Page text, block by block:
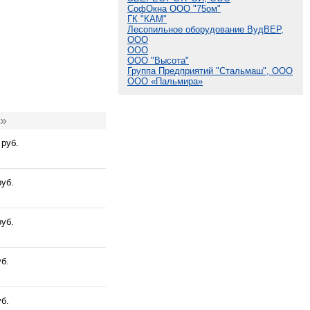
СофОкна ООО "75ом"
ГК "КАМ"
Лесопильное оборудование ВудВЕР,
ООО
ООО
ООО "Высота"
Группа Предприятий "Стальмаш", ООО
ООО «Пальмира»